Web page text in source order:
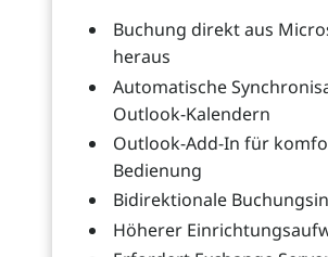
Buchung direkt aus
heraus
Automatische
Outlook-Kalendern
Outlook-Add-In für
Bedienung
Bidirektionale
Höherer